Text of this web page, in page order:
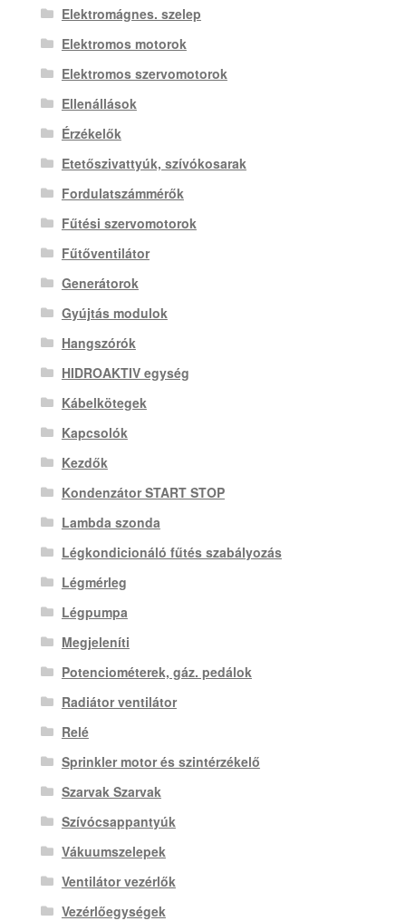
Elektromágnes. szelep
Elektromos motorok
Elektromos szervomotorok
Ellenállások
Érzékelők
Etetőszivattyúk, szívókosarak
Fordulatszámmérők
Fűtési szervomotorok
Fűtőventilátor
Generátorok
Gyújtás modulok
Hangszórók
HIDROAKTIV egység
Kábelkötegek
Kapcsolók
Kezdők
Kondenzátor START STOP
Lambda szonda
Légkondicionáló fűtés szabályozás
Légmérleg
Légpumpa
Megjeleníti
Potenciométerek, gáz. pedálok
Radiátor ventilátor
Relé
Sprinkler motor és szintérzékelő
Szarvak Szarvak
Szívócsappantyúk
Vákuumszelepek
Ventilátor vezérlők
Vezérlőegységek